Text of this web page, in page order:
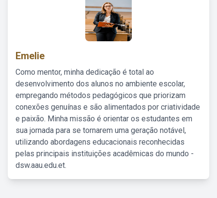
Emelie
Como mentor, minha dedicação é total ao
desenvolvimento dos alunos no ambiente escolar,
empregando métodos pedagógicos que priorizam
conexões genuínas e são alimentados por criatividade
e paixão. Minha missão é orientar os estudantes em
sua jornada para se tornarem uma geração notável,
utilizando abordagens educacionais reconhecidas
pelas principais instituições acadêmicas do mundo -
dsw.aau.edu.et.